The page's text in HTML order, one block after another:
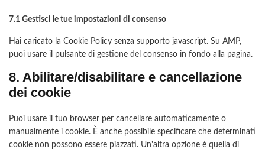
7.1 Gestisci le tue impostazioni di consenso
Hai caricato la Cookie Policy senza supporto javascript. Su AMP,
puoi usare il pulsante di gestione del consenso in fondo alla pagina.
8. Abilitare/disabilitare e cancellazione
dei cookie
Puoi usare il tuo browser per cancellare automaticamente o
manualmente i cookie. È anche possibile specificare che determinati
cookie non possono essere piazzati. Un'altra opzione è quella di